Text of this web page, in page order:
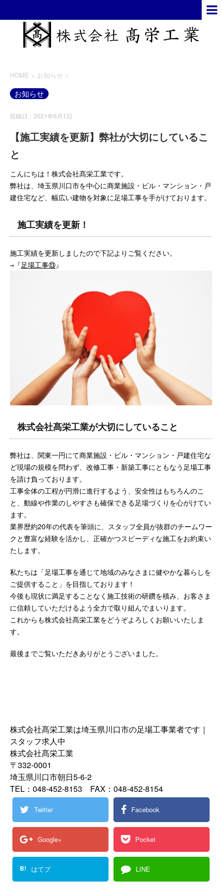
HOME > お知らせ >
お知らせ
投稿日：2021年6月1日
【施工実績を更新】弊社が大切にしているこ
と
こんにちは！株式会社髙栄工業です。
弊社は、埼玉県川口市を中心に商業施設・ビル・マンション・戸
建住宅など、幅広い建物を対象に足場工事を手がけております。
施工実績を更新！
施工実績を更新しましたので下記よりご覧ください。
⇒『足場工事⑬』
株式会社髙栄工業が大切にしていること
弊社は、関東一円にて商業施設・ビル・マンション・戸建住宅な
ど現場の規模を問わず、改修工事・新築工事にともなう足場工事
を請け負っております。
工事全体の工程が円滑に進行するよう、安全性はもちろんのこ
と、動線や作業のしやすさも確保できる足場づくりを心がけてい
ます。
業界歴約20年の代表を筆頭に、スタッフ全員が抜群のチームワー
クと豊富な経験を活かし、正確かつスピーディな施工をお約束い
たします。
私たちは「足場工事を通じて地域のみなさまに健やかな暮らしを
ご提供すること」を目指しております！
今後も現状に満足することなく施工技術の研鑽を積み、お客さま
に信頼していただけるよう全力で取り組んでまいります。
これからも株式会社髙栄工業をどうぞよろしくお願いいたしま
す。
最後までご覧いただきありがとうございました。
株式会社髙栄工業は埼玉県川口市の足場工事業者です｜
スタッフ求人中
株式会社髙栄工業
〒332-0001
埼玉県川口市朝日5-6-2
TEL：048-452-8153 FAX：048-452-8154
Twitter Facebook
Google+ Pocket
B! はてブ LINE